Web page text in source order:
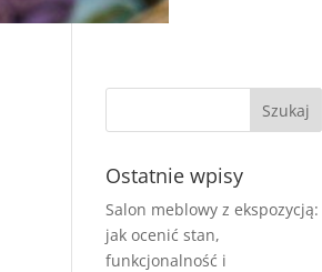
Ostatnie wpisy
Salon meblowy z ekspozycją:
jak ocenić stan,
funkcjonalność i